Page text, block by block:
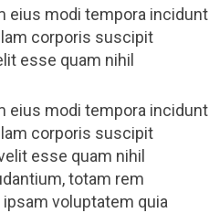
eius modi tempora incidunt
corporis suscipit
esse quam nihil
eius modi tempora incidunt
corporis suscipit
esse quam nihil
totam rem
voluptatem quia